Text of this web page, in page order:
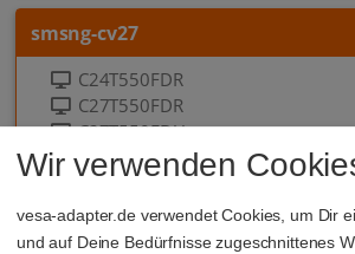
smsng-cv27
C24T550FDR
C27T550FDR
C27T550FDU
C32T550FD
C32T550FDR
10 weitere
Wir verwenden
vesa-adapter.de verwendet Cookies, um Dir
und auf Deine Bedürfnisse zugeschnittenes